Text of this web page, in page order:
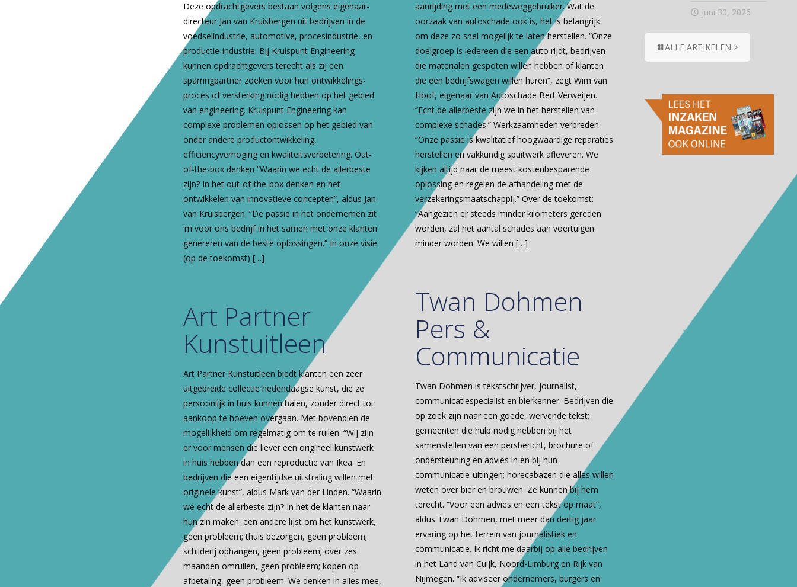
Deze opdrachtgevers bestaan volgens eigenaar-
directeur Jan van Kruisbergen uit bedrijven in de
voedselindustrie, automotive, procesindustrie, en
productie-industrie. Bij Kruispunt Engineering
kunnen opdrachtgevers terecht als zij een
sparringpartner zoeken voor hun ontwikkelings­
proces of versterking nodig hebben op het gebied
van engineering. Kruispunt Engineering kan
complexe problemen oplossen op het gebied van
onder andere product­ontwikkeling,
efficiencyverhoging en kwaliteitsverbetering. Out-
of-the-box denken “Waarin we echt de allerbeste
zijn? In het out-of-the-box denken en het
ontwikkelen van innovatieve concepten”, aldus Jan
van Kruisbergen. “De passie in het ondernemen zit
‘m voor ons bedrijf in het samen met onze klanten
genereren van de beste oplossingen.” In onze visie
(op de toekomst) […]
aanrijding met een medeweggebruiker. Wat de
oorzaak van autoschade ook is, het is belangrijk
om deze zo snel mogelijk te laten herstellen. “Onze
doelgroep is iedereen die een auto rijdt, bedrijven
die materialen gespoten willen hebben of klanten
die een bedrijfswagen willen huren”, zegt Wim van
Hoof, eigenaar van Autoschade Bert Verweijen.
“Echt de allerbeste zijn we in het herstellen van
complexe schades.” Werkzaamheden verbreden
“Onze passie is kwalitatief hoogwaardige reparaties
herstellen en vakkundig spuitwerk afleveren. We
kijken altijd naar de meest kostenbesparende
oplossing en regelen de afhandeling met de
verzekeringsmaatschappij.” Over de toekomst:
“Aangezien er steeds minder kilometers gereden
worden, zal het aantal schades aan voertuigen
minder worden. We willen […]
Twan Dohmen
Pers &
Communicatie
Twan Dohmen is tekstschrijver, journalist,
communicatiespecialist en bierkenner. Bedrijven die
op zoek zijn naar een goede, wervende tekst;
gemeenten die hulp nodig hebben bij het
samenstellen van een persbericht, brochure of
ondersteuning en advies in en bij hun
communicatie-uitingen; horecabazen die alles willen
weten over bier en brouwen. Ze kunnen bij hem
terecht. “Voor een advies en een tekst op maat”,
aldus Twan Dohmen, met meer dan dertig jaar
ervaring op het terrein van journalistiek en
communicatie. Ik richt me daarbij op alle bedrijven
in het Land van Cuijk, Noord-Limburg en Rijk van
Nijmegen. “Ik adviseer ondernemers, burgers en
Art Partner
Kunstuitleen
Art Partner Kunstuitleen biedt klanten een zeer
uitgebreide collectie hedendaagse kunst, die ze
persoonlijk in huis kunnen halen, zonder direct tot
aankoop te hoeven overgaan. Met bovendien de
mogelijkheid om regelmatig om te ruilen. “Wij zijn
er voor mensen die liever een origineel kunstwerk
in huis hebben dan een reproductie van Ikea. En
bedrijven die een eigentijdse uitstraling willen met
originele kunst”, aldus Mark van der Linden. “Waarin
we echt de allerbeste zijn? In het de klanten naar
hun zin maken: een andere lijst om het kunstwerk,
geen probleem; thuis bezorgen, geen probleem;
schilderij ophangen, geen probleem; over zes
maanden omruilen, geen probleem; kopen op
afbetaling, geen probleem. We denken in alles mee,
juni 30, 2026
ALLE ARTIKELEN >